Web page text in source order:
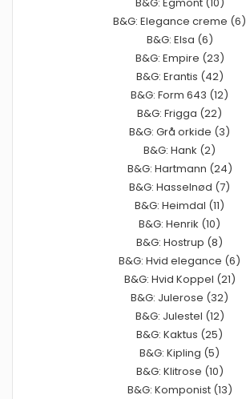
B&G: Elegance creme (6)
B&G: Elsa (6)
B&G: Empire (23)
B&G: Erantis (42)
B&G: Form 643 (12)
B&G: Frigga (22)
B&G: Grå orkide (3)
B&G: Hank (2)
B&G: Hartmann (24)
B&G: Hasselnød (7)
B&G: Heimdal (11)
B&G: Henrik (10)
B&G: Hostrup (8)
B&G: Hvid elegance (6)
B&G: Hvid Koppel (21)
B&G: Julerose (32)
B&G: Julestel (12)
B&G: Kaktus (25)
B&G: Kipling (5)
B&G: Klitrose (10)
B&G: Komponist (13)